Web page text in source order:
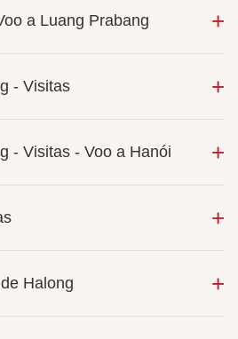
a Luang Prabang
- Visitas
- Visitas - Voo a Hanói
Halong